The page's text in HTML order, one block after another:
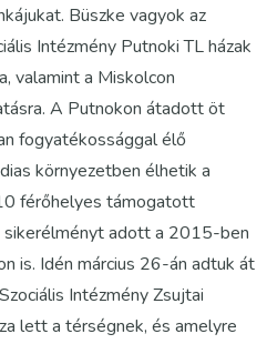
Büszke vagyok az
Intézmény Putnoki TL házak
valamint a Miskolcon
A Putnokon átadott öt
fogyatékossággal élő
környezetben élhetik a
férőhelyes támogatott
adott a 2015-ben
is. Idén március 26-án adtuk át
Intézmény Zsujtai
lett a térségnek, és amelyre